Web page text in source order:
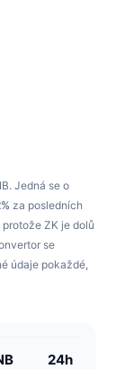
Jedná se o
za posledních
ZK je dolů
se
údaje pokaždé,
24h